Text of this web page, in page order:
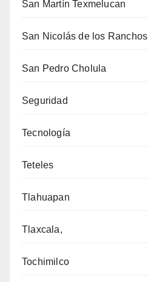
San Martín Texmelucan
San Nicolás de los Ranchos
San Pedro Cholula
Seguridad
Tecnología
Teteles
Tlahuapan
Tlaxcala,
Tochimilco